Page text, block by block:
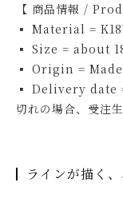
【 商品情報 /
▪ Material =
▪ Size = about
▪ Origin =
▪ Delivery date
切れの場合、受注生
ラインが描く